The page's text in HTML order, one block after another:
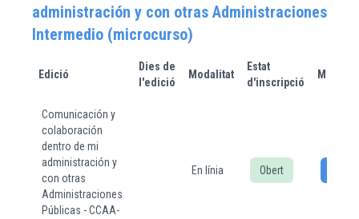
administración y con otras Administraciones
Intermedio (microcurso)
Edició
Dies de
l'edició
Modalitat
Estat
d'inscripció
Més
Comunicación y
colaboración
dentro de mi
administración y
con otras
Administraciones
Públicas - CCAA-
En línia Obert